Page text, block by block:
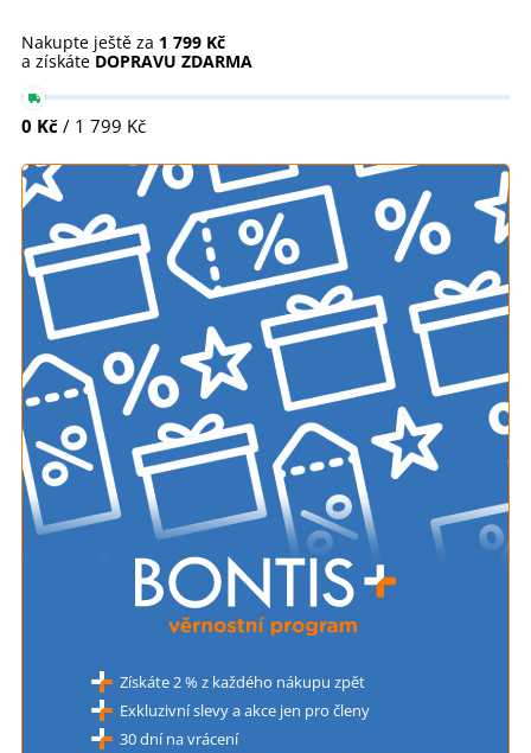
Nakupte ještě za 1 799 Kč
a získáte DOPRAVU ZDARMA
0 Kč / 1 799 Kč
Získáte 2 % z každého nákupu zpět
Exkluzivní slevy a akce jen pro členy
30 dní na vrácení